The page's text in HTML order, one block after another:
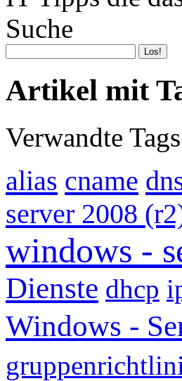
Suche
Artikel mit
Verwandte Tags
alias cname
server 2008
windows -
Dienste dhcp
Windows -